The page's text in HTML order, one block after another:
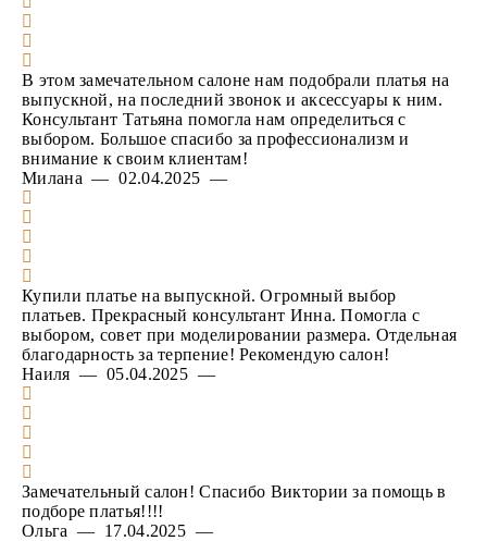
В этом замечательном салоне нам подобрали платья на
выпускной, на последний звонок и аксессуары к ним.
Консультант Татьяна помогла нам определиться с
выбором. Большое спасибо за профессионализм и
внимание к своим клиентам!
Милана — 02.04.2025 —
Купили платье на выпускной. Огромный выбор
платьев. Прекрасный консультант Инна. Помогла с
выбором, совет при моделировании размера. Отдельная
благодарность за терпение! Рекомендую салон!
Наиля — 05.04.2025 —
Замечательный салон! Спасибо Виктории за помощь в
подборе платья!!!!
Ольга — 17.04.2025 —